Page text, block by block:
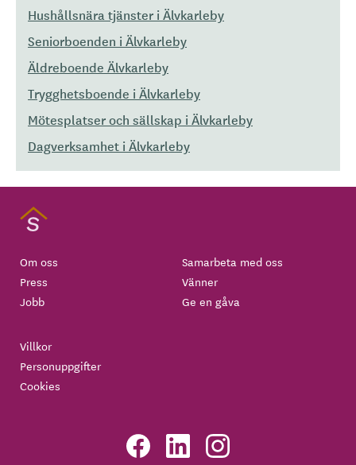
Hushållsnära tjänster i Älvkarleby
Seniorboenden i Älvkarleby
Äldreboende Älvkarleby
Trygghetsboende i Älvkarleby
Mötesplatser och sällskap i Älvkarleby
Dagverksamhet i Älvkarleby
Om oss
Press
Jobb
Samarbeta med oss
Vänner
Ge en gåva
Villkor
Personuppgifter
Cookies